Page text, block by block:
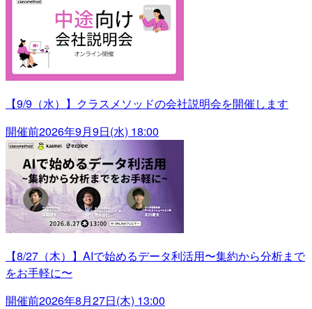
【9/9（水）】クラスメソッドの会社説明会を開催します
開催前2026年9月9日(水) 18:00
【8/27（木）】AIで始めるデータ利活用〜集約から分析まで
をお手軽に〜
開催前2026年8月27日(木) 13:00